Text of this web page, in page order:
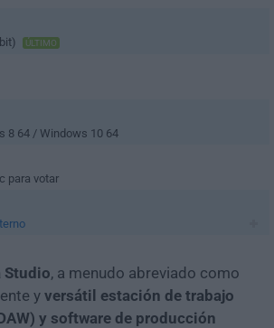
ÚLTIMO
8 64 / Windows 10 64
para votar
Studio, a menudo abreviado como
y versátil estación de trabajo
y software de producción